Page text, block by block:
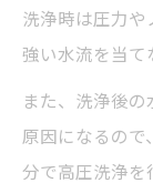
洗浄時は圧力
強い水流を当て
また、洗浄後
原因になるので
分で高圧洗浄